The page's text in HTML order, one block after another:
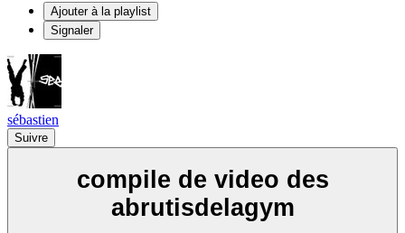
Ajouter à la playlist
Signaler
sébastien
Suivre
compile de video des
abrutisdelagym